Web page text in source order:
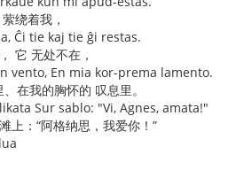
绕着我，
Ĉi tie kaj tie ĝi restas.
它 无处不在，
vento, En mia kor-prema lamento.
在我的胸怀的 叹息里。
Sur sablo: "Vi, Agnes, amata!"
上：“阿格纳思，我爱你！”